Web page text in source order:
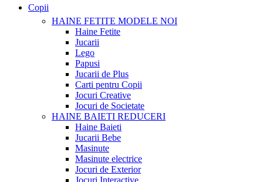
Copii
HAINE FETITE MODELE NOI
Haine Fetite
Jucarii
Lego
Papusi
Jucarii de Plus
Carti pentru Copii
Jocuri Creative
Jocuri de Societate
HAINE BAIETI REDUCERI
Haine Baieti
Jucarii Bebe
Masinute
Masinute electrice
Jocuri de Exterior
Jocuri Interactive